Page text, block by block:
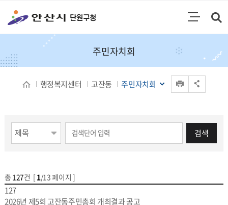
주메뉴
주민자치회
행정복지센터 고잔동 주민자치회
검색
총 127건 [ 1/13 페이지 ]
127
2026년 제5회 고잔동주민총회 개최결과 공고